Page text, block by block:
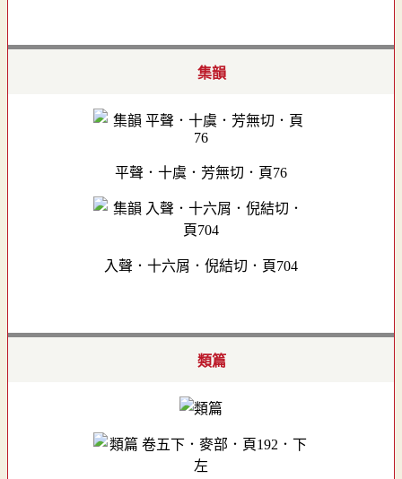
集韻
平聲．十虞．芳無切．頁76
入聲．十六屑．倪結切．頁704
類篇